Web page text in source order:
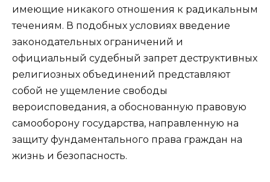
имеющие никакого отношения к радикальным
течениям. В подобных условиях введение
законодательных ограничений и
официальный судебный запрет деструктивных
религиозных объединений представляют
собой не ущемление свободы
вероисповедания, а обоснованную правовую
самооборону государства, направленную на
защиту фундаментального права граждан на
жизнь и безопасность.